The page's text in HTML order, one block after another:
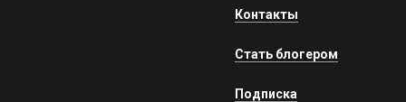
Контакты
Стать блогером
Подписка